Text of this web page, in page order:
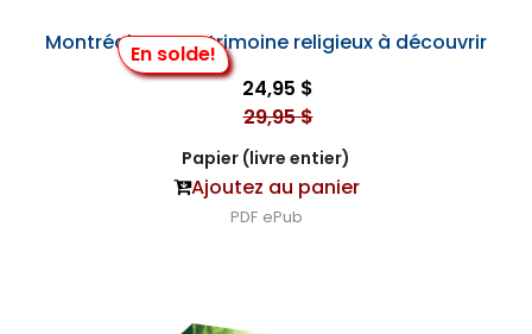
En solde!
Montréal - Un patrimoine religieux à découvrir
24,95 $
29,95 $
Papier (livre entier)
Ajoutez au panier
PDF ePub